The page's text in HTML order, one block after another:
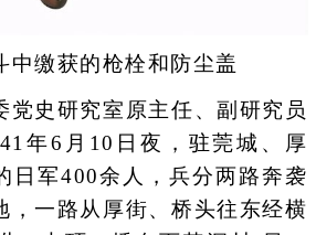
中缴获的枪栓和防尘盖
史研究室原主任、副研究员
年6月10日夜，驻莞城、厚
日军400余人，兵分两路奔袭
，一路从厚街、桥头往东经横